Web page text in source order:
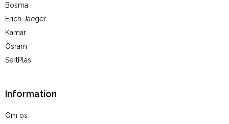
Bosma
Erich Jaeger
Kamar
Osram
SertPlas
Information
Om os